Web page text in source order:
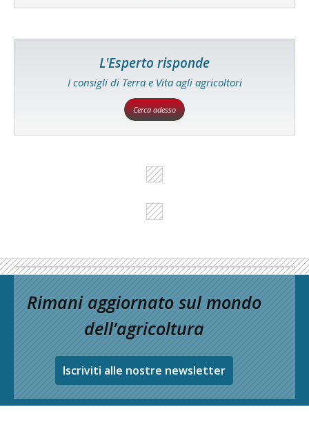
L'Esperto risponde
I consigli di Terra e Vita agli agricoltori
Cerca adesso
Rimani aggiornato sul mondo
dell’agricoltura
Iscriviti alle nostre newsletter